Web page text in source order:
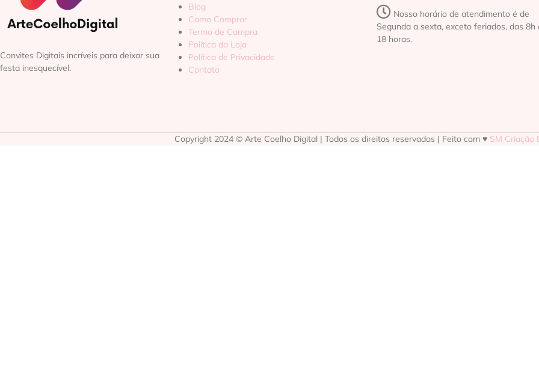
Convites Digitais incríveis para deixar sua
festa inesquecível.
Blog
Como Comprar
Termo de Compra
Política da Loja
Política de Privacidade
Contato
Nosso horário de atendimento é de
Segunda a sexta, exceto feriados, das 8h
18 horas.
Copyright 2024 © Arte Coelho Digital | Todos os direitos reservados | Feito com ♥ SM Criação